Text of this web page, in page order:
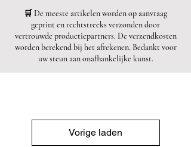
🛒 De meeste artikelen worden op aanvraag
geprint en rechtstreeks verzonden door
vertrouwde productiepartners. De verzendkosten
worden berekend bij het afrekenen. Bedankt voor
uw steun aan onafhankelijke kunst.
Vorige laden